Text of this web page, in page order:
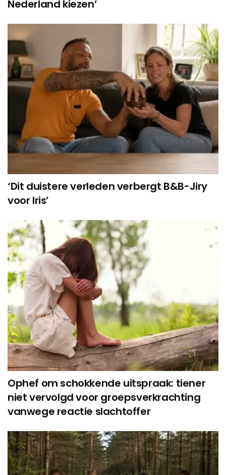
Nederland kiezen’
‘Dit duistere verleden verbergt B&B-Jiry
voor Iris’
Ophef om schokkende uitspraak: tiener
niet vervolgd voor groepsverkrachting
vanwege reactie slachtoffer